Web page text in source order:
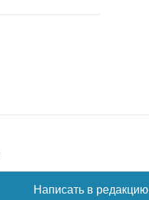
Написать в редакцию